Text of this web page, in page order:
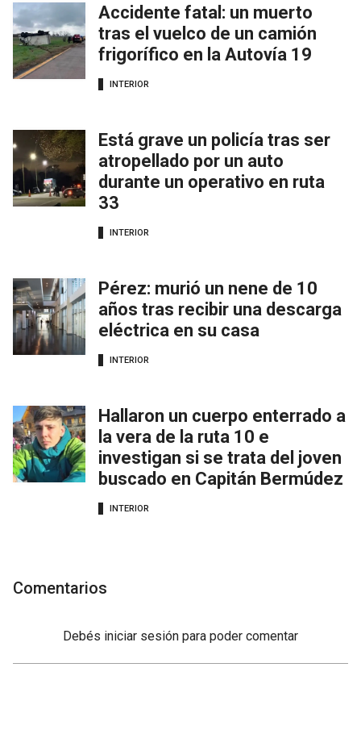
Accidente fatal: un muerto
tras el vuelco de un camión
frigorífico en la Autovía 19
INTERIOR
Está grave un policía tras ser
atropellado por un auto
durante un operativo en ruta
33
INTERIOR
Pérez: murió un nene de 10
años tras recibir una descarga
eléctrica en su casa
INTERIOR
Hallaron un cuerpo enterrado a
la vera de la ruta 10 e
investigan si se trata del joven
buscado en Capitán Bermúdez
INTERIOR
Comentarios
Debés iniciar sesión para poder comentar